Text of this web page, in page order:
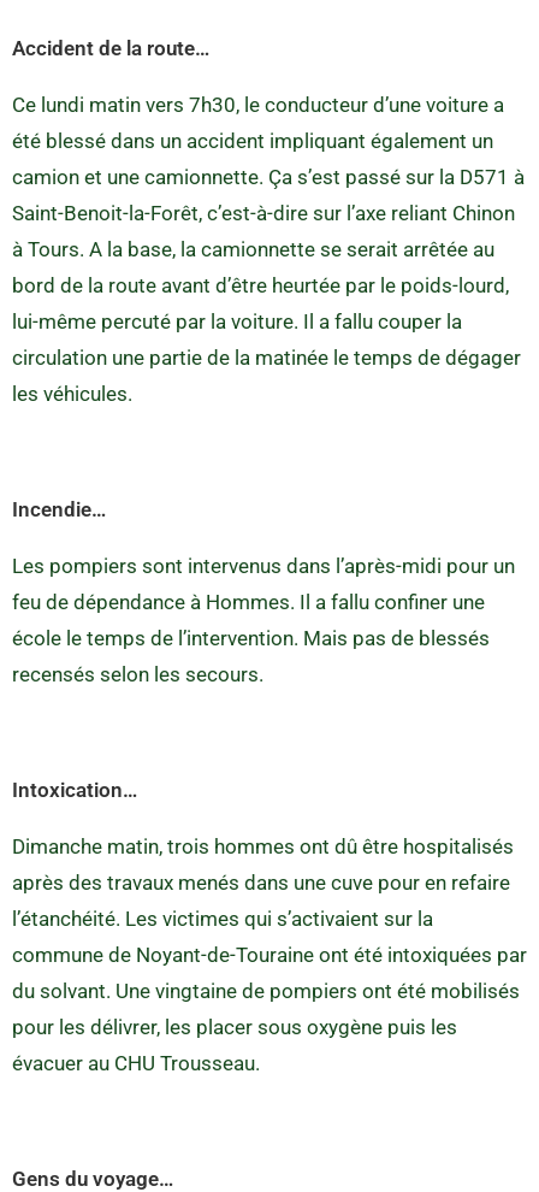
Accident de la route…
Ce lundi matin vers 7h30, le conducteur d’une voiture a
été blessé dans un accident impliquant également un
camion et une camionnette. Ça s’est passé sur la D571 à
Saint-Benoit-la-Forêt, c’est-à-dire sur l’axe reliant Chinon
à Tours. A la base, la camionnette se serait arrêtée au
bord de la route avant d’être heurtée par le poids-lourd,
lui-même percuté par la voiture. Il a fallu couper la
circulation une partie de la matinée le temps de dégager
les véhicules.
Incendie…
Les pompiers sont intervenus dans l’après-midi pour un
feu de dépendance à Hommes. Il a fallu confiner une
école le temps de l’intervention. Mais pas de blessés
recensés selon les secours.
Intoxication…
Dimanche matin, trois hommes ont dû être hospitalisés
après des travaux menés dans une cuve pour en refaire
l’étanchéité. Les victimes qui s’activaient sur la
commune de Noyant-de-Touraine ont été intoxiquées par
du solvant. Une vingtaine de pompiers ont été mobilisés
pour les délivrer, les placer sous oxygène puis les
évacuer au CHU Trousseau.
Gens du voyage…